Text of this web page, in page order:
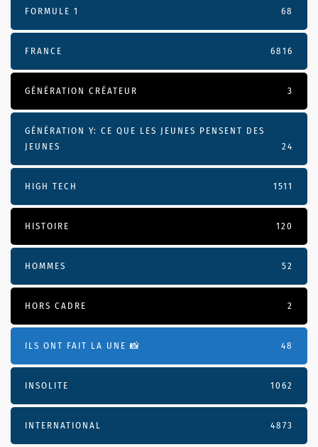
FORMULE 1 68
FRANCE 6816
GÉNÉRATION CRÉATEUR 3
GÉNÉRATION Y: CE QUE LES JEUNES PENSENT DES
JEUNES
24
HIGH TECH 1511
HISTOIRE 120
HOMMES 52
HORS CADRE 2
ILS ONT FAIT LA UNE 📸 48
INSOLITE 1062
INTERNATIONAL 4873